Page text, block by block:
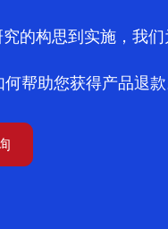
的构思到实施，我们
帮助您获得产品退款